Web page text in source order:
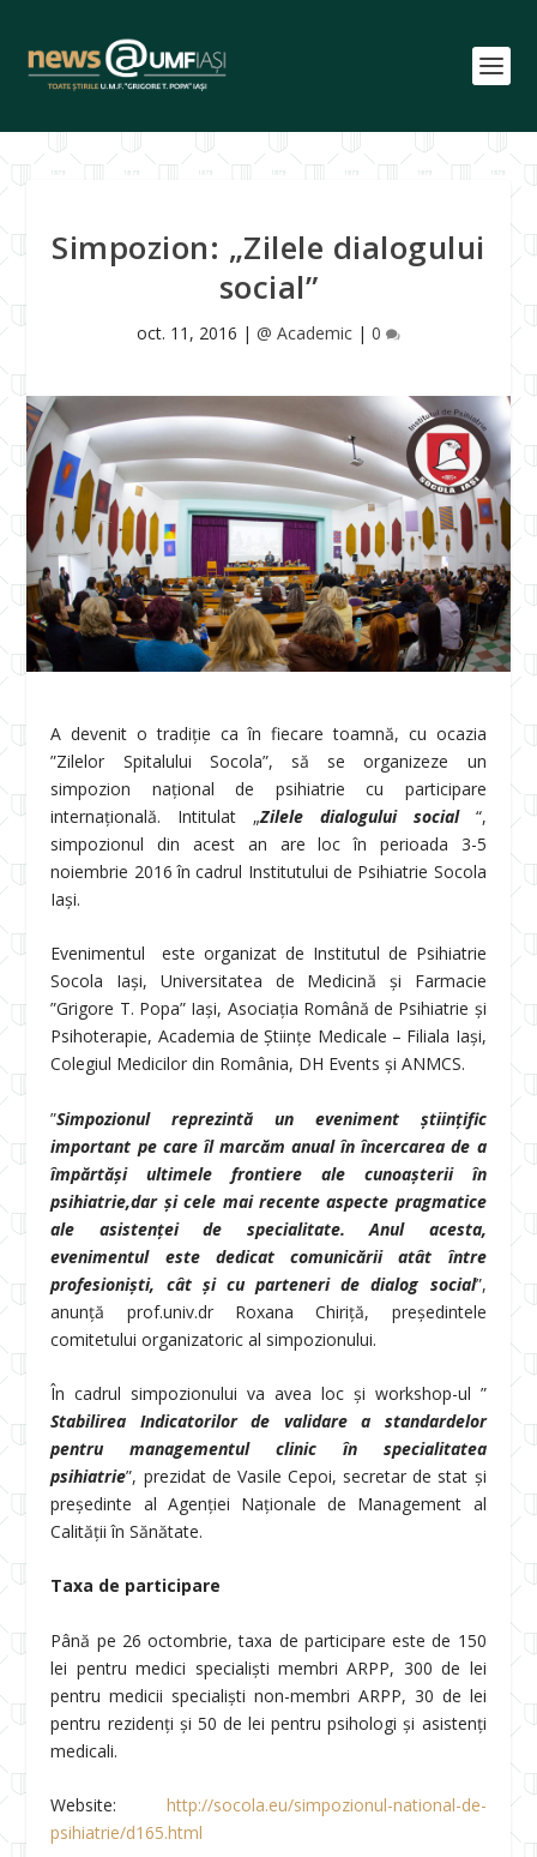
Simpozion: „Zilele dialogului
social”
oct. 11, 2016 | @ Academic | 0
A devenit o tradiție ca în fiecare toamnă, cu ocazia
”Zilelor Spitalului Socola”, să se organizeze un
simpozion național de psihiatrie cu participare
internațională. Intitulat „Zilele dialogului social“,
simpozionul din acest an are loc în perioada 3-5
noiembrie 2016 în cadrul Institutului de Psihiatrie Socola
Iași.
Evenimentul este organizat de Institutul de Psihiatrie
Socola Iași, Universitatea de Medicină și Farmacie
”Grigore T. Popa” Iași, Asociația Română de Psihiatrie și
Psihoterapie, Academia de Științe Medicale – Filiala Iași,
Colegiul Medicilor din România, DH Events și ANMCS.
”Simpozionul reprezintă un eveniment științific
important pe care îl marcăm anual în încercarea de a
împărtăși ultimele frontiere ale cunoașterii în
psihiatrie,dar și cele mai recente aspecte pragmatice
ale asistenței de specialitate.
Anul acesta,
evenimentul este dedicat comunicării atât între
profesioniști, cât și cu parteneri de dialog social”,
anunță prof.univ.dr Roxana Chiriță, președintele
comitetului organizatoric al simpozionului.
În cadrul simpozionului va avea loc și workshop-ul ”
Stabilirea Indicatorilor de validare a standardelor
pentru managementul clinic în specialitatea
psihiatrie”, prezidat de Vasile Cepoi, secretar de stat și
președinte al Agenției Naționale de Management al
Calității în Sănătate.
Taxa de participare
Până pe 26 octombrie, taxa de participare este de 150
lei pentru medici specialiști membri ARPP, 300 de lei
pentru medicii specialiști non-membri ARPP, 30 de lei
pentru rezidenți și 50 de lei pentru psihologi și asistenți
medicali.
Website: http://socola.eu/simpozionul-national-de-
psihiatrie/d165.html